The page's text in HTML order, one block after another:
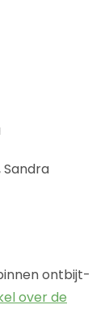
ontbijt-
over de